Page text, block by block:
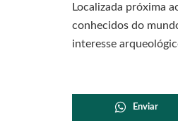
Localizada próxima
conhecidos do
interesse
Enviar